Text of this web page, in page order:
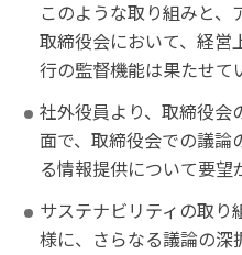
このような取り組みと
取締役会において、経営
行の監督機能は果たせて
社外役員より、取締役会
面で、取締役会での議論
る情報提供について要望
サステナビリティの取り
様に、さらなる議論の深